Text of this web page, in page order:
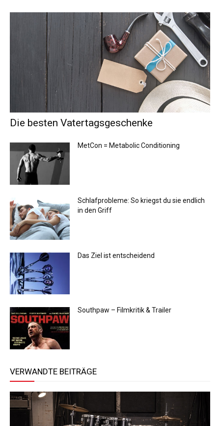
Die besten Vatertagsgeschenke
MetCon = Metabolic Conditioning
Schlafprobleme: So kriegst du sie endlich
in den Griff
Das Ziel ist entscheidend
Southpaw – Filmkritik & Trailer
VERWANDTE BEITRÄGE